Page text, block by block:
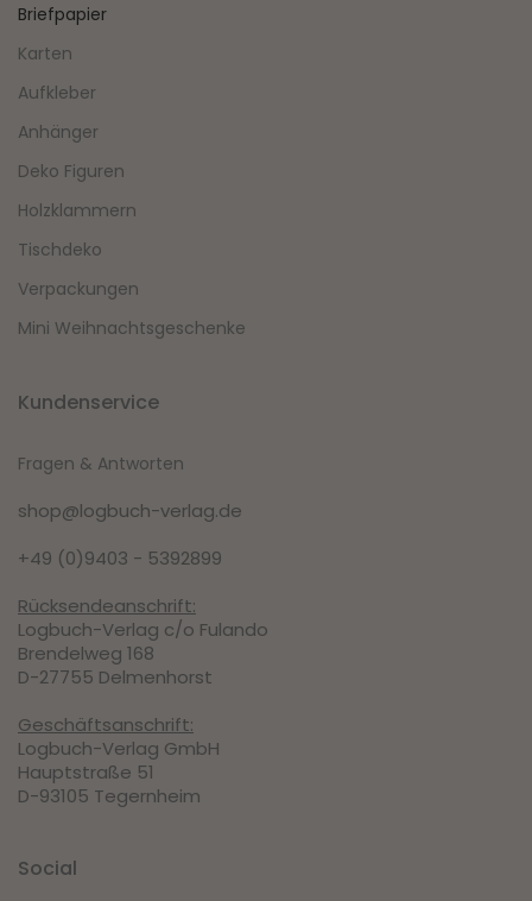
Briefpapier
Karten
Aufkleber
Anhänger
Deko Figuren
Holzklammern
Tischdeko
Verpackungen
Mini Weihnachtsgeschenke
Kundenservice
Fragen & Antworten
shop@logbuch-verlag.de
+49 (0)9403 - 5392899
Rücksendeanschrift:
Logbuch-Verlag c/o Fulando
Brendelweg 168
D-27755 Delmenhorst
Geschäftsanschrift:
Logbuch-Verlag GmbH
Hauptstraße 51
D-93105 Tegernheim
Social